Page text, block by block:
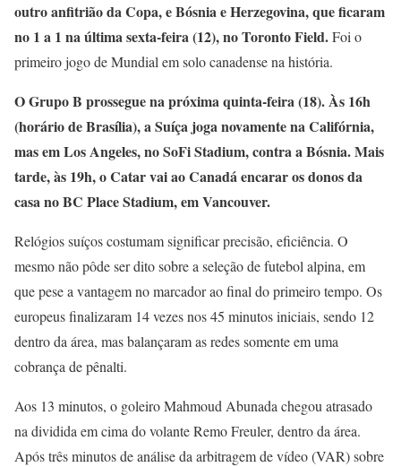
outro anfitrião da Copa, e Bósnia e Herzegovina, que ficaram
no 1 a 1 na última sexta-feira (12), no Toronto Field.Foi o
primeiro jogo de Mundial em solo canadense na história.
O Grupo B prossegue na próxima quinta-feira (18). Às 16h
(horário de Brasília), a Suíça joga novamente na Califórnia,
mas em Los Angeles, no SoFi Stadium, contra a Bósnia. Mais
tarde, às 19h, o Catar vai ao Canadá encarar os donos da
casa no BC Place Stadium, em Vancouver.
Relógios suíços costumam significar precisão, eficiência. O
mesmo não pôde ser dito sobre a seleção de futebol alpina, em
que pese a vantagem no marcador ao final do primeiro tempo. Os
europeus finalizaram 14 vezes nos 45 minutos iniciais, sendo 12
dentro da área, mas balançaram as redes somente em uma
cobrança de pênalti.
Aos 13 minutos, o goleiro Mahmoud Abunada chegou atrasado
na dividida em cima do volante Remo Freuler, dentro da área.
Após três minutos de análise da arbitragem de vídeo (VAR) sobre